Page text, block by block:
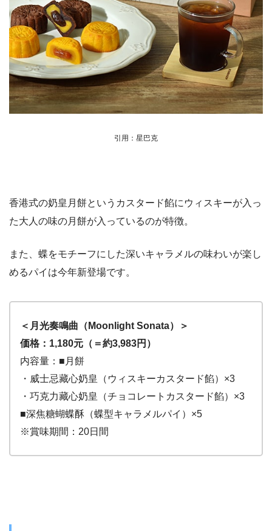
引用：星巴克
香港式の奶皇月餅というカスタード餡にウィスキーが入っ
た大人の味の月餅が入っているのが特徴。
また、蝶をモチーフにした深いキャラメルの味わいが楽し
めるパイは今年新登場です。
＜月光奏鳴曲（Moonlight Sonata）＞
価格：1,180元（＝約3,983円）
内容量：■月餅
・威士忌藏心奶皇（ウィスキーカスタード餡）×3
・巧克力藏心奶皇（チョコレートカスタード餡）×3
■深焦糖蝴蝶酥（蝶型キャラメルパイ）×5
※賞味期間：20日間